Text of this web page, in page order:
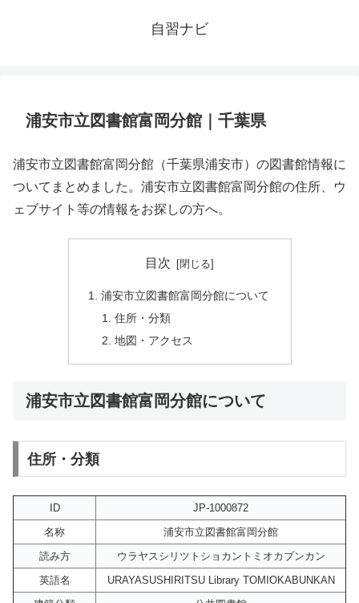
自習ナビ
浦安市立図書館富岡分館｜千葉県
浦安市立図書館富岡分館（千葉県浦安市）の図書館情報に
ついてまとめました。浦安市立図書館富岡分館の住所、ウ
ェブサイト等の情報をお探しの方へ。
目次
浦安市立図書館富岡分館について
住所・分類
地図・アクセス
浦安市立図書館富岡分館について
住所・分類
ID
JP-1000872
名称
浦安市立図書館富岡分館
読み方
ウラヤスシリツトショカントミオカブンカン
英語名
URAYASUSHIRITSU Library TOMIOKABUNKAN